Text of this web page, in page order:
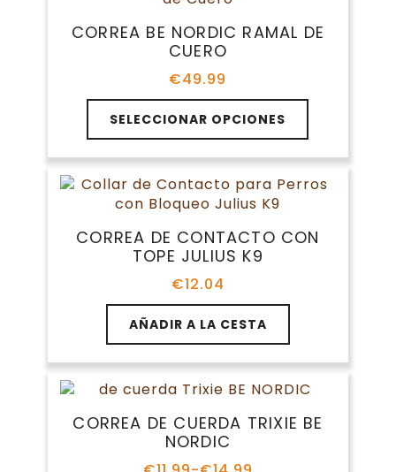
se
en
página
de
producto
CORREA BE NORDIC RAMAL DE
CUERO
€49.99
SELECCIONAR OPCIONES
Este
producto
tiene
múltiples
variantes.
se
pueden
página
de
producto
CORREA DE CONTACTO CON
TOPE JULIUS K9
€12.04
AÑADIR A LA CESTA
CORREA DE CUERDA TRIXIE BE
NORDIC